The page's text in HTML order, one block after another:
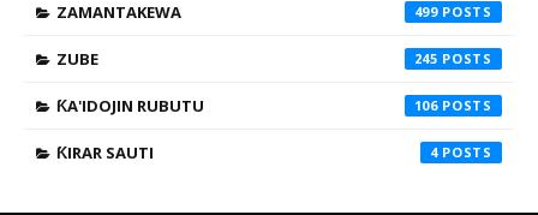
ZAMANTAKEWA 499
ZUBE 245
ƘA'IDOJIN RUBUTU 106
ƘIRAR SAUTI 4